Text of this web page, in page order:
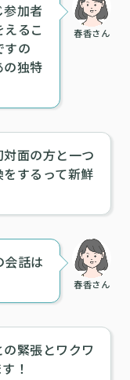
春香さん
参加者
るこ
すの
独特
面の方と一つ
するって新鮮
春香さん
話は
緊張とワクワ
！